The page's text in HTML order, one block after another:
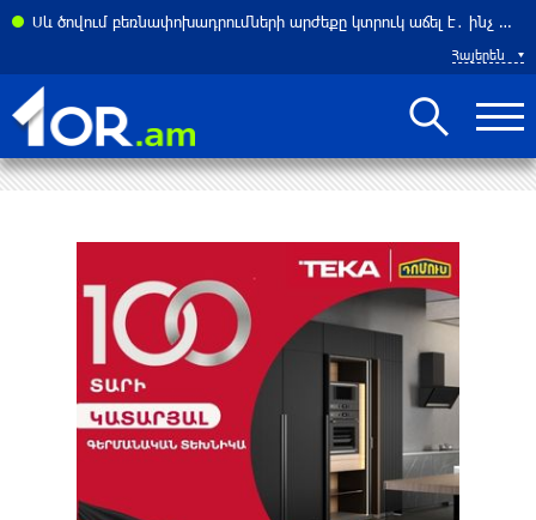
Սև ծովում բեռնափոխադրումների արժեքը կտրուկ աճել է․ ինչ ազդեցություն կունենա այն Հայաստանի վրա
Հայերեն